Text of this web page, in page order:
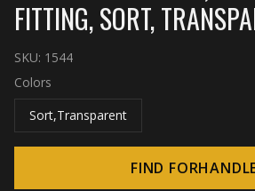
FITTING, SORT,
SKU: 1544
Colors
Sort,Transparent
FIND